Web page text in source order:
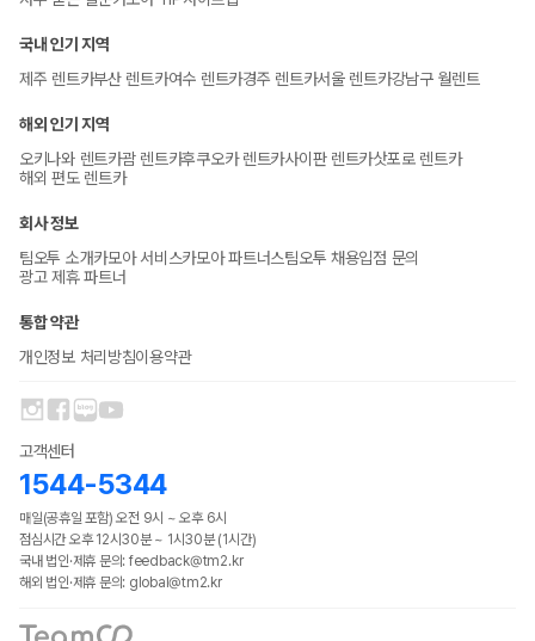
국내 인기 지역
제주 렌트카부산 렌트카여수 렌트카경주 렌트카서울 렌트카강남구 월렌트
해외 인기 지역
오키나와 렌트카괌 렌트카후쿠오카 렌트카사이판 렌트카삿포로 렌트카
해외 편도 렌트카
회사 정보
팀오투 소개카모아 서비스카모아 파트너스팀오투 채용입점 문의
광고 제휴 파트너
통합 약관
개인정보 처리방침이용약관
고객센터
1544-5344
매일(공휴일 포함) 오전 9시 ~ 오후 6시
점심시간 오후 12시30분 ~ 1시30분 (1시간)
국내 법인·제휴 문의: feedback@tm2.kr
해외 법인·제휴 문의: global@tm2.kr